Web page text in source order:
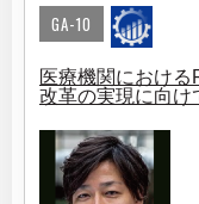
GA-10
医療機関におけ
改革の実現に向け